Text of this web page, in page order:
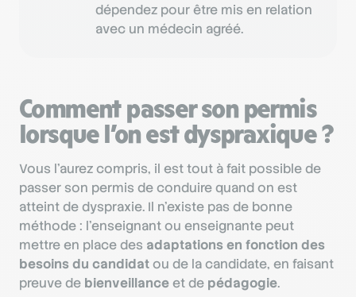
dépendez pour être mis en relation
avec un médecin agréé.
Comment passer son permis
lorsque l’on est dyspraxique ?
Vous l’aurez compris, il est tout à fait possible de
passer son permis de conduire quand on est
atteint de dyspraxie. Il n’existe pas de bonne
méthode : l’enseignant ou enseignante peut
mettre en place des adaptations en fonction des
besoins du candidatou de la candidate, en faisant
preuve de bienveillanceet de pédagogie.